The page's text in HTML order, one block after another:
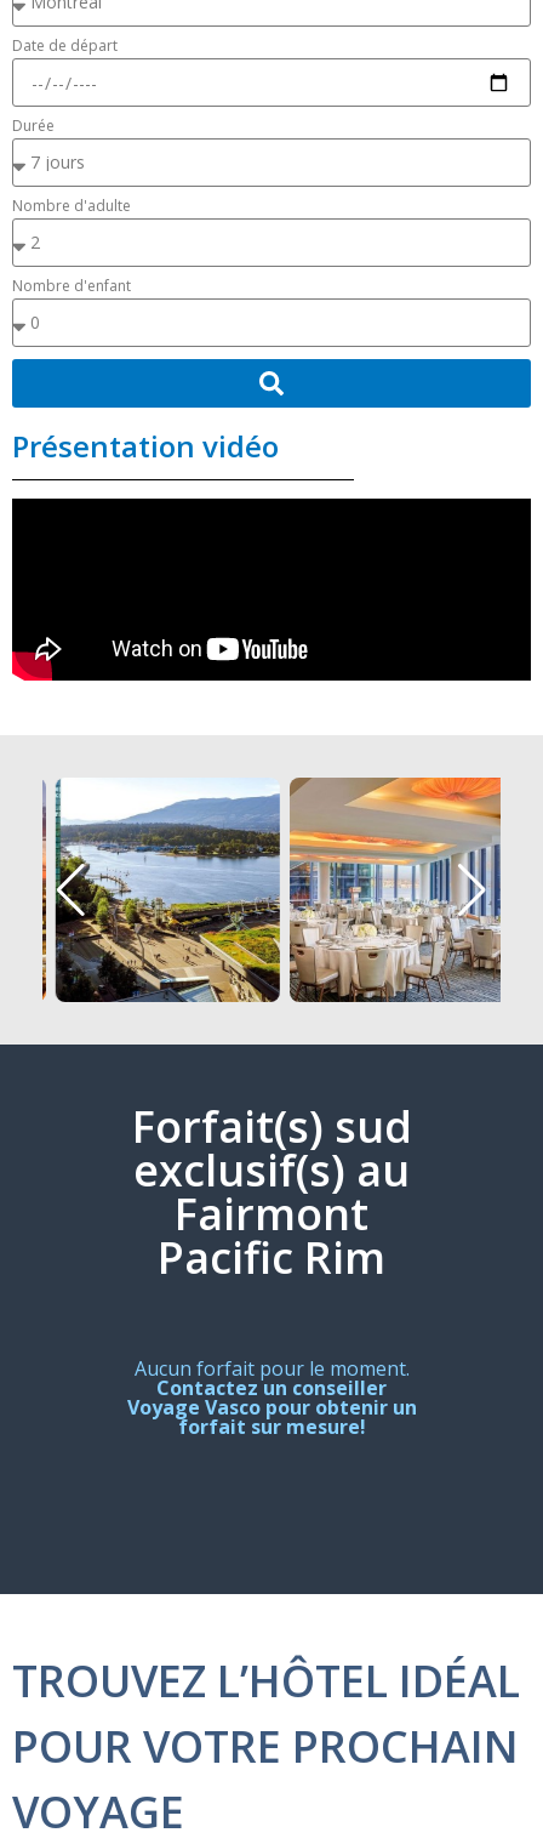
Date de départ
Durée
Nombre d'adulte
Nombre d'enfant
Présentation vidéo
Forfait(s) sud
exclusif(s) au
Fairmont
Pacific Rim
Aucun forfait pour le moment.
Contactez un conseiller
Voyage Vasco pour obtenir un
forfait sur mesure!
TROUVEZ L’HÔTEL IDÉAL
POUR VOTRE PROCHAIN
VOYAGE